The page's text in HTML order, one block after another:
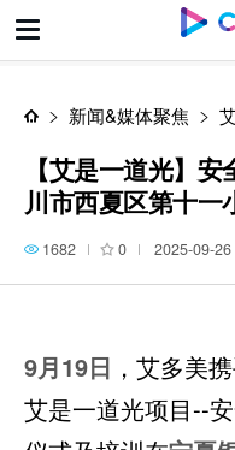
新闻&媒体聚焦
【艾是一道光】
川市西夏区第十一
1682 0 2025-09-26
9月19日 ，艾多美
艾是一道光项目--